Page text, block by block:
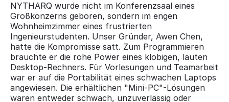
NYTHARQ wurde nicht im Konferenzsaal eines
Großkonzerns geboren, sondern im engen
Wohnheimzimmer eines frustrierten
Ingenieurstudenten. Unser Gründer, Awen Chen,
hatte die Kompromisse satt. Zum Programmieren
brauchte er die rohe Power eines klobigen, lauten
Desktop-Rechners. Für Vorlesungen und Teamarbeit
war er auf die Portabilität eines schwachen Laptops
angewiesen. Die erhältlichen "Mini-PC"-Lösungen
waren entweder schwach, unzuverlässig oder